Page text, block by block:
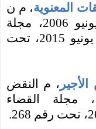
المعنوية، م ن
مجلة
يونيو 2015، تحت
، م النقض
مجلة القضاء